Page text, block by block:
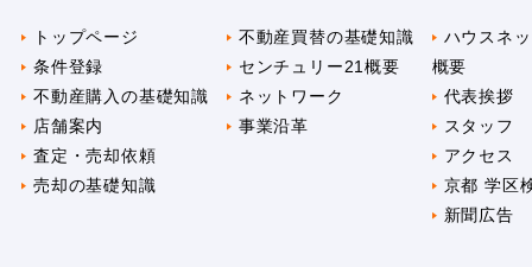
トップページ
条件登録
不動産購入の基礎知識
店舗案内
査定・売却依頼
売却の基礎知識
不動産買替の基礎知識
センチュリー21概要
ネットワーク
事業沿革
ハウスネ
概要
代表挨拶
スタッフ
アクセス
京都 学区
新聞広告